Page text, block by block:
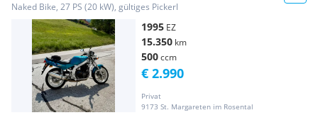
Naked Bike, 27 PS (20 kW), gültiges Pickerl
1995 EZ
15.350 km
500ccm
Privat
9173 St. Margareten im Rosental
€ 2.990